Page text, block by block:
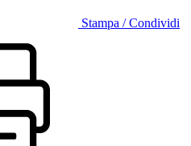
Stampa / Condividi